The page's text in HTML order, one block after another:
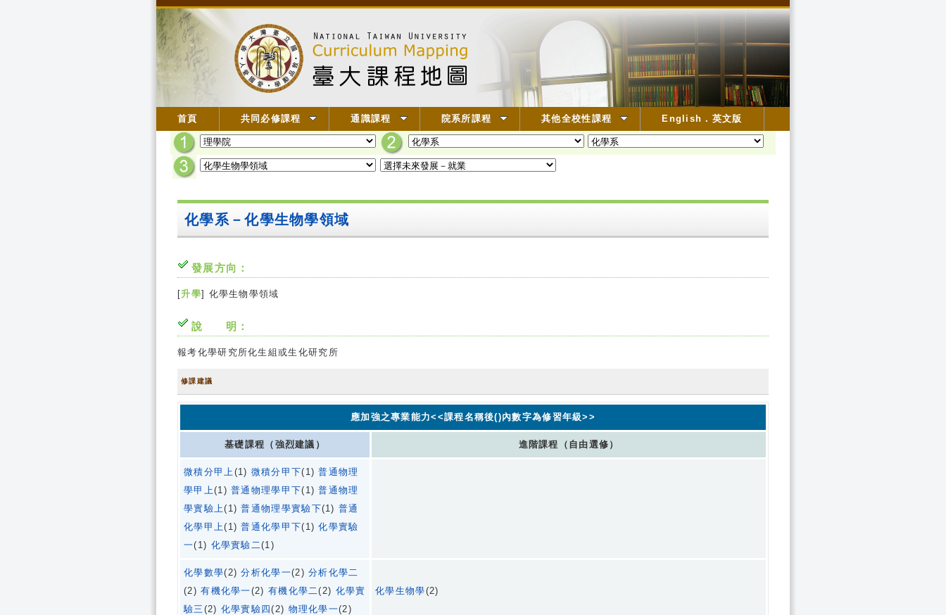
首頁 共同必修課程 通識課程 院系所課程 其他全校性課程 English．英文版
化學系－化學生物學領域
發展方向：
[升學] 化學生物學領域
說 明：
報考化學研究所化生組或生化研究所
修課建議
應加強之專業能力<<課程名稱後()內數字為修習年級>>
基礎課程（強烈建議） 進階課程（自由選修）
微積分甲上(1) 微積分甲下(1)普通物理
學甲上(1)普通物理學甲下(1)普通物理
學實驗上(1)普通物理學實驗下(1)普通
化學甲上(1)普通化學甲下(1)化學實驗
一(1) 化學實驗二(1)
化學數學(2)分析化學一(2)分析化學二
(2)有機化學一(2) 有機化學二(2) 化學實
驗三 (2) 化學實驗四(2) 物理化學一(2)
化學生物學(2)